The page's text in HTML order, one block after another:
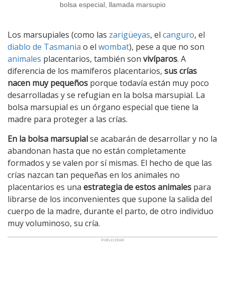
bolsa especial, llamada marsupio
Los marsupiales (como las zarigüeyas, el canguro, el
diablo de Tasmania o el wombat), pese a que no son
animales placentarios, también son vivíparos. A
diferencia de los mamíferos placentarios, sus crías
nacen muy pequeños porque todavía están muy poco
desarrolladas y se refugian en la bolsa marsupial. La
bolsa marsupial es un órgano especial que tiene la
madre para proteger a las crías.
En la bolsa marsupialse acabarán de desarrollar y no la
abandonan hasta que no están completamente
formados y se valen por sí mismas. El hecho de que las
crías nazcan tan pequeñas en los animales no
placentarios es una estrategia de estos animales para
librarse de los inconvenientes que supone la salida del
cuerpo de la madre, durante el parto, de otro individuo
muy voluminoso, su cría.